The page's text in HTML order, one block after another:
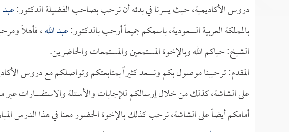
دروس الأكاديمية، حيث يسرنا في بدئه أن نرحب بصاحب الفضيلة الدكتور:
بالمملكة العربية السعودية، باسمكم جميعاً أرحب بالدكتور:عبد الله، فأهلاً
الشيخ: حياكم الله وبالإخوة المستمعين والمستمعات والحاضرين.
المقدم: ترحيبنا موصول بكم ونسعد كثيراً بمتابعتكم وتواصلكم مع دروس
على الشاشة، كذلك من خلال إرسالكم للإجابات والأسئلة والاستفسارات عبر
أمامكم أيضاً على الشاشة، نرحب كذلك بالإخوة الحضور معنا في هذا الدرس